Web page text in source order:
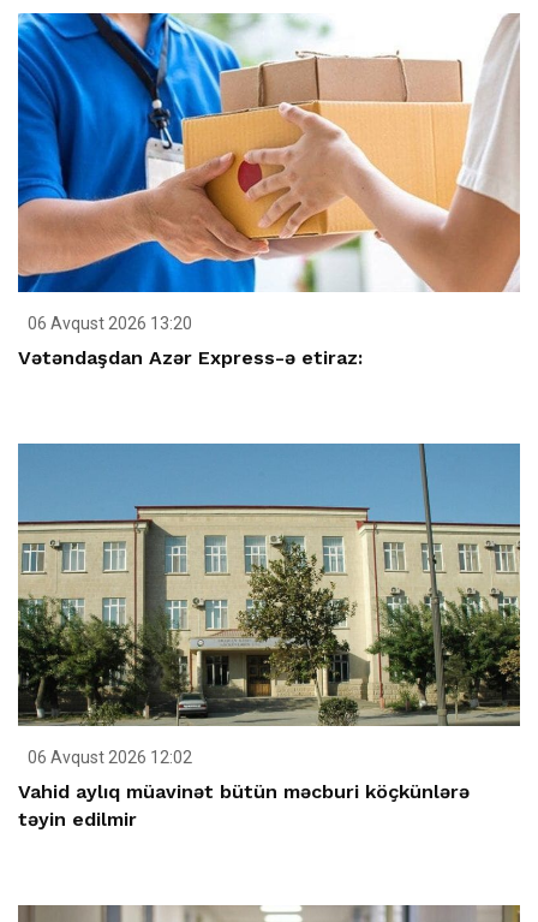
06 Avqust 2026 13:20
Vətəndaşdan Azər Express-ə etiraz:
06 Avqust 2026 12:02
Vahid aylıq müavinət bütün məcburi köçkünlərə
təyin edilmir